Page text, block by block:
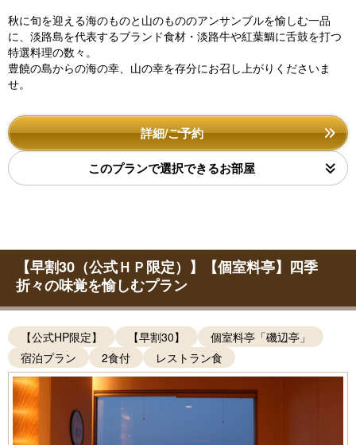
秋に旬を迎える海のものと山のもののアンサンブルを愉しむ一品
に、淡路島を代表するブランド食材・淡路牛や紅葉鯛に舌鼓を打つ
特選料理の数々。
豊饒の島からの海の幸、山の幸を存分にお召し上がりくださいま
せ。
詳細/ご予約
このプランで選択できるお部屋
【早割30（公式ＨＰ限定）】【個室料亭】四季
折々の味覚を愉しむプラン
【公式HP限定】 【早割30】
個室料亭「磯辺亭」
宿泊プラン
2食付 レストラン食